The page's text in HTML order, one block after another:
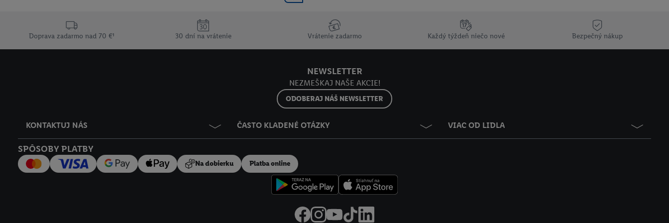
Doprava zadarmo nad 70 €¹ 30 dní na vrátenie Vrátenie zadarmo Každý týždeň niečo nové Bezpečný nákup
NEWSLETTER
NEZMEŠKAJ NAŠE AKCIE!
ODOBERAJ NÁŠ NEWSLETTER
KONTAKTUJ NÁS ČASTO KLADENÉ OTÁZKY VIAC OD LIDLA
SPÔSOBY PLATBY
Na dobierku Platba online